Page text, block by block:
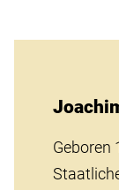
Geboren